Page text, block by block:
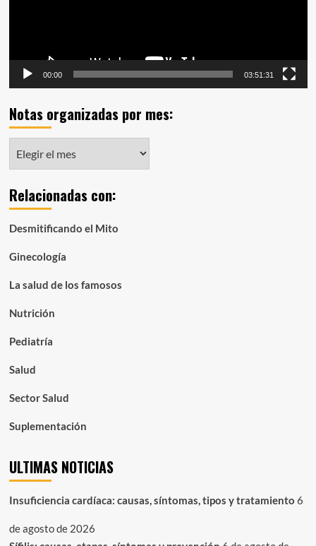
00:00 03:51:31
Notas organizadas por mes:
organizadas
mes:
Relacionadas con:
Desmitificando el Mito
Ginecología
La salud de los famosos
Nutrición
Pediatría
Salud
Sector Salud
Suplementación
ULTIMAS NOTICIAS
Insuficiencia cardíaca: causas, síntomas, tipos y tratamiento 6
de agosto de 2026